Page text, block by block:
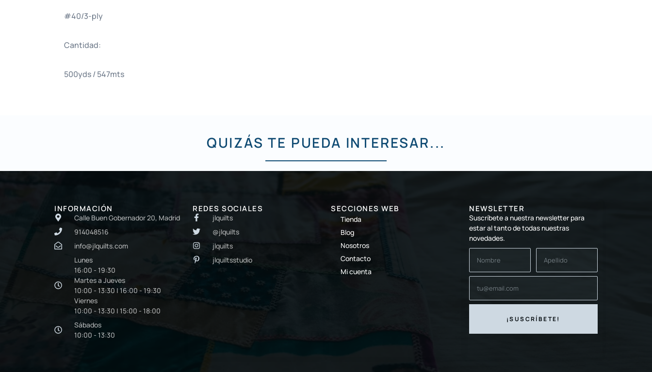
#40/3-ply
Cantidad:
500yds / 547mts
QUIZÁS TE PUEDA INTERESAR...
INFORMACIÓN
Calle Buen Gobernador 20, Madrid
914048516
info@jlquilts.com
Lunes
16:00 - 19:30
Martes a Jueves
10:00 - 13:30 | 16:00 - 19:30
Viernes
10:00 - 13:30 | 15:00 - 18:00
Sábados
10:00 - 13:30
REDES SOCIALES
jlquilts
@jlquilts
jlquilts
jlquiltsstudio
SECCIONES WEB
Tienda
Blog
Nosotros
Contacto
Mi cuenta
NEWSLETTER
Suscríbete a nuestra newsletter para
estar al tanto de todas nuestras
novedades.